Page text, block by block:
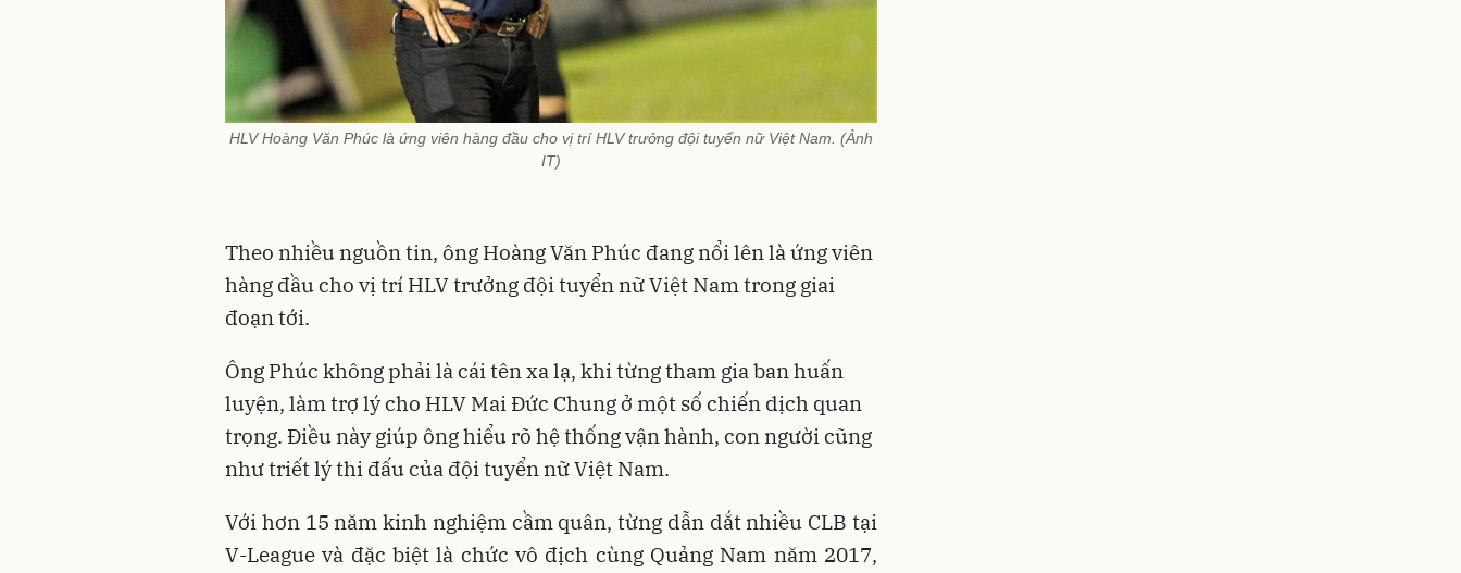
HLV Hoàng Văn Phúc là ứng viên hàng đầu cho vị trí HLV trưởng đội tuyển nữ Việt Nam. (Ảnh
IT)
Theo nhiều nguồn tin, ông Hoàng Văn Phúc đang nổi lên là ứng viên
hàng đầu cho vị trí HLV trưởng đội tuyển nữ Việt Nam trong giai
đoạn tới.
Ông Phúc không phải là cái tên xa lạ, khi từng tham gia ban huấn
luyện, làm trợ lý cho HLV Mai Đức Chung ở một số chiến dịch quan
trọng. Điều này giúp ông hiểu rõ hệ thống vận hành, con người cũng
như triết lý thi đấu của đội tuyển nữ Việt Nam.
Với hơn 15 năm kinh nghiệm cầm quân, từng dẫn dắt nhiều CLB tại
V-League và đặc biệt là chức vô địch cùng Quảng Nam năm 2017,